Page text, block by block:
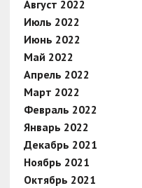
Август 2022
Июль 2022
Июнь 2022
Май 2022
Апрель 2022
Март 2022
Февраль 2022
Январь 2022
Декабрь 2021
Ноябрь 2021
Октябрь 2021